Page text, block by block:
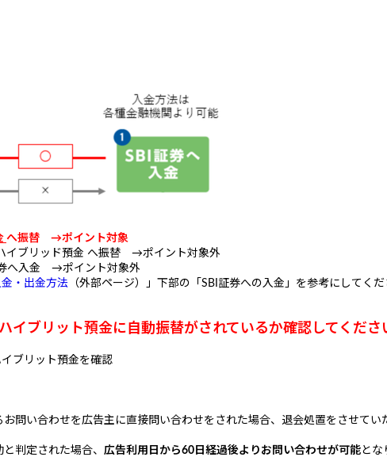
へ振替 →ポイント対象
イブリッド預金 へ振替 →ポイント対象外
券へ入金 →ポイント対象外
・出金方法 （外部ページ）」下部の「SBI証券への入金」を参考にしてくだ
イブリット預金に自動振替がされているか確認してくださ
ブリット預金を確認
お問い合わせを広告主に直接問い合わせをされた場合、退会処置をさせて
判定された場合、 広告利用日から60日経過後よりお問い合わせが可能とな